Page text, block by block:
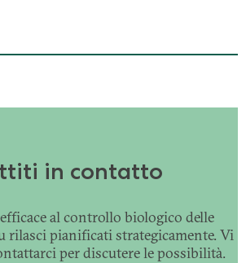
in contatto
al controllo biologico delle
rilasci pianificati strategicamente. Vi
per discutere le possibilità.